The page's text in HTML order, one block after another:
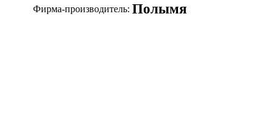
Фирма-производитель: Полымя